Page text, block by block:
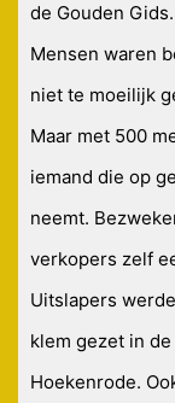
de Gouden
Mensen waren
niet te moeilijk
Maar met 500
iemand die op
neemt.
verkopers zelf
Uitslapers
klem gezet in
Hoekenrode.